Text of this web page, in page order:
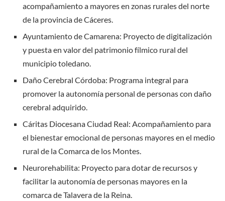
acompañamiento a mayores en zonas rurales del norte
de la provincia de Cáceres.
Ayuntamiento de Camarena: Proyecto de digitalización
y puesta en valor del patrimonio fílmico rural del
municipio toledano.
Daño Cerebral Córdoba: Programa integral para
promover la autonomía personal de personas con daño
cerebral adquirido.
Cáritas Diocesana Ciudad Real: Acompañamiento para
el bienestar emocional de personas mayores en el medio
rural de la Comarca de los Montes.
Neurorehabilita: Proyecto para dotar de recursos y
facilitar la autonomía de personas mayores en la
comarca de Talavera de la Reina.